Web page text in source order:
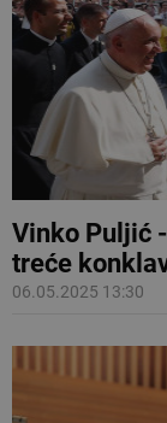
Vinko Puljić
treće
06.05.2025 13:30